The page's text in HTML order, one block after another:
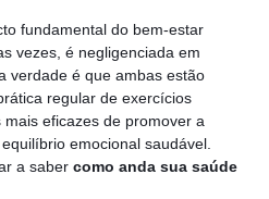
fundamental do bem-estar
vezes, é negligenciada em
verdade é que ambas estão
regular de exercícios
eficazes de promover a
emocional saudável.
a saber como anda sua saúde